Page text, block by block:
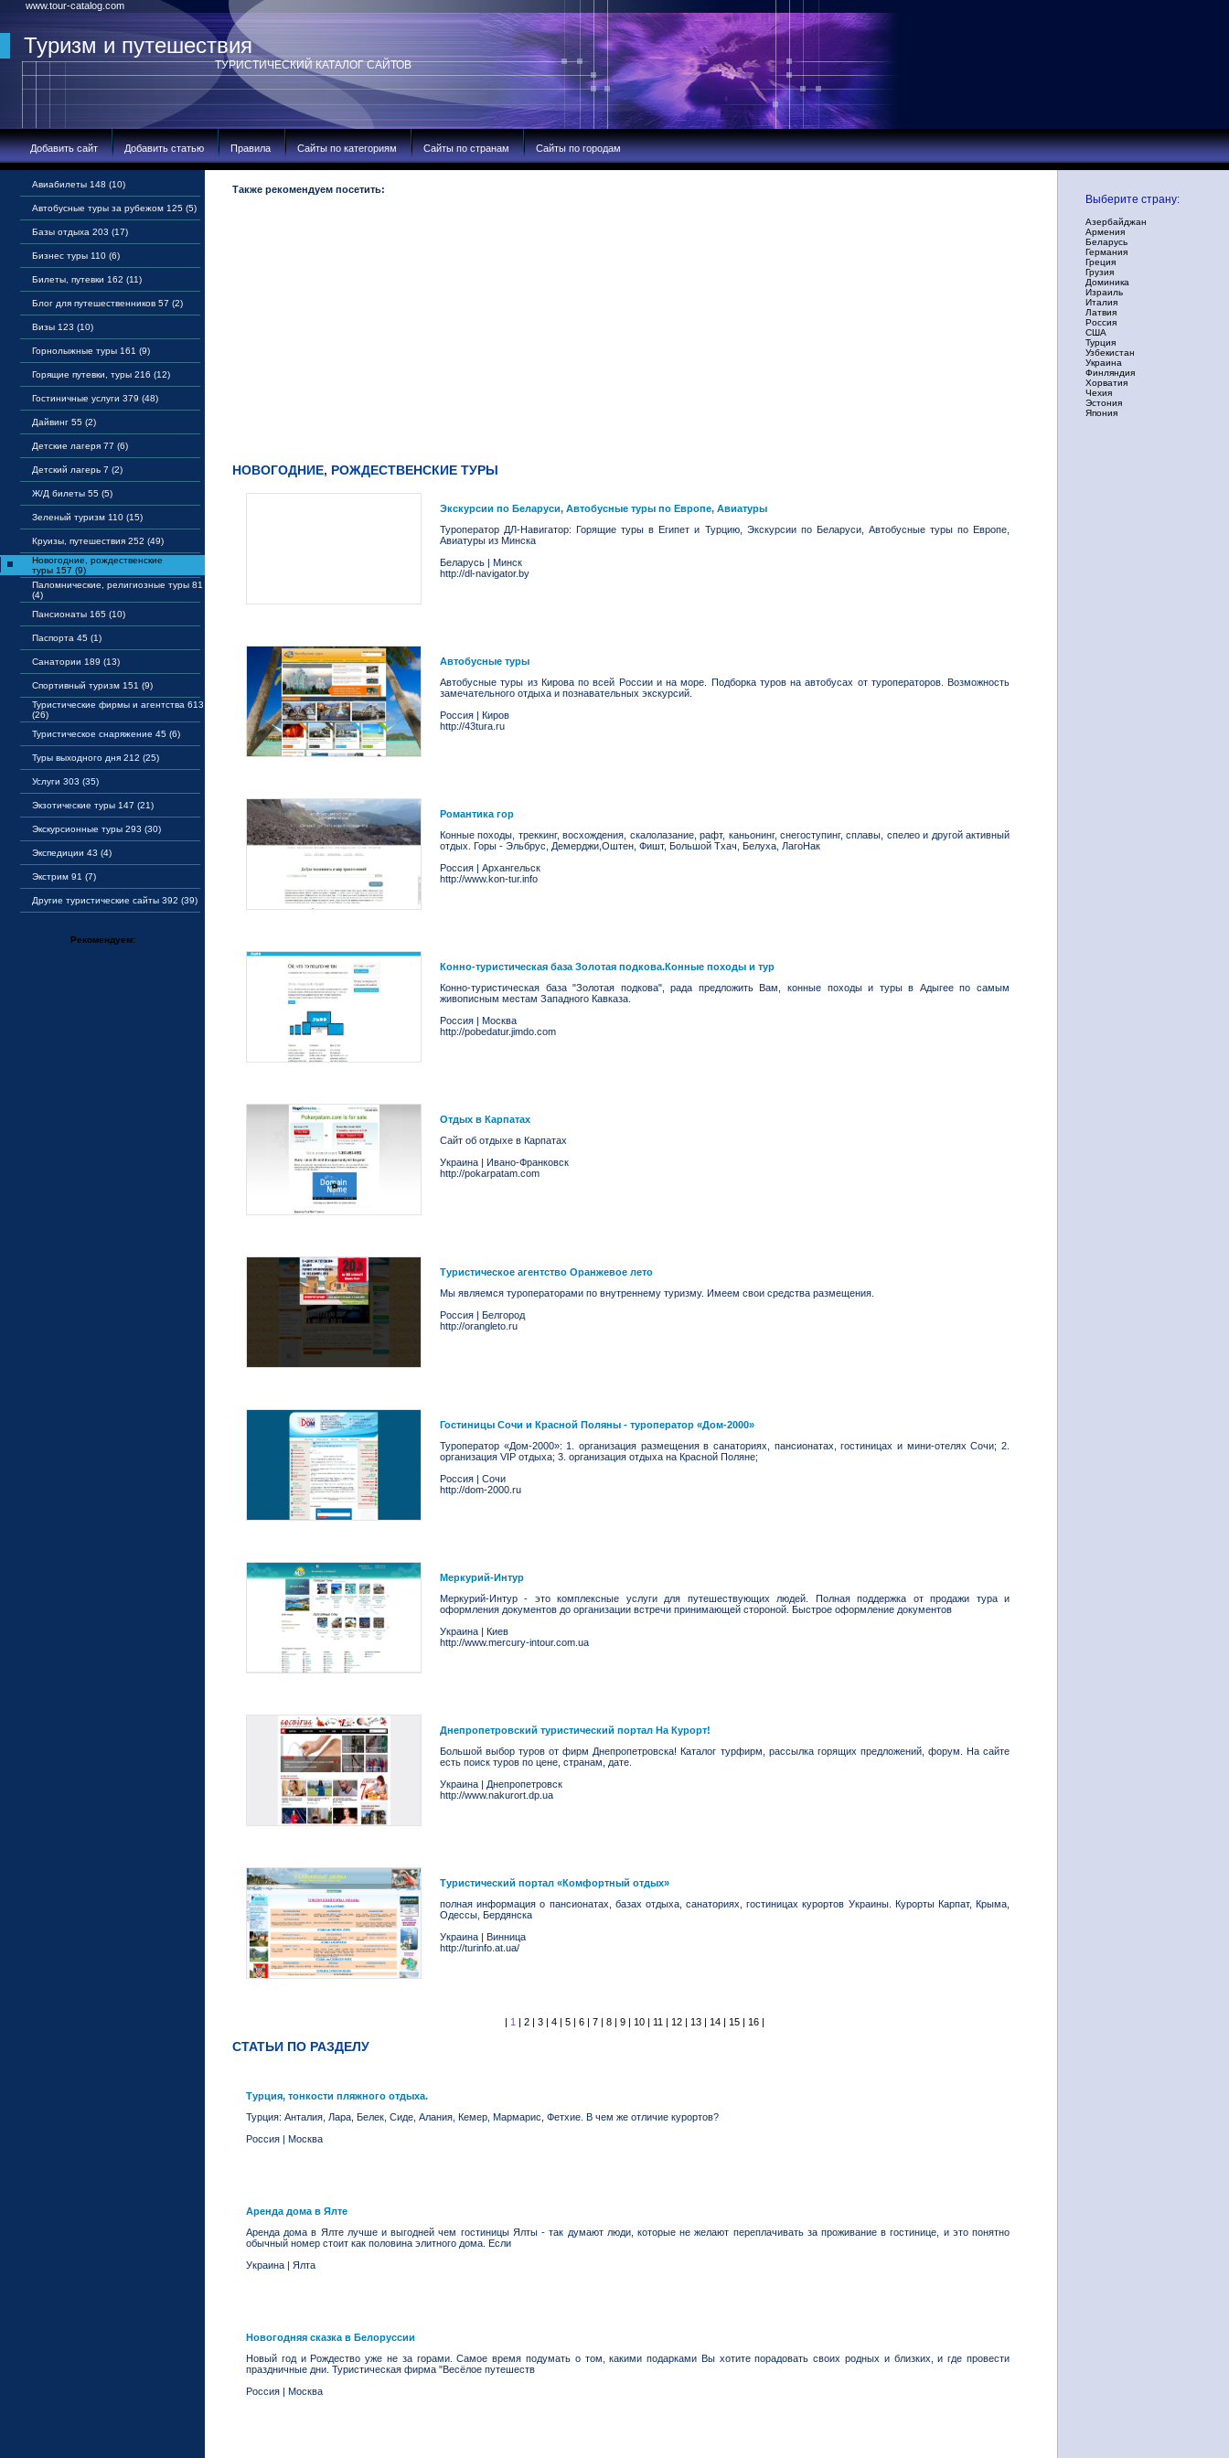
www.tour-catalog.com
Туризм и путешествия
ТУРИСТИЧЕСКИЙ КАТАЛОГ САЙТОВ
Добавить сайт Добавить статью Правила Сайты по категориям Сайты по странам Сайты по городам
Авиабилеты 148 (10)
Автобусные туры за рубежом 125 (5)
Базы отдыха 203 (17)
Бизнес туры 110 (6)
Билеты, путевки 162 (11)
Блог для путешественников 57 (2)
Визы 123 (10)
Горнолыжные туры 161 (9)
Горящие путевки, туры 216 (12)
Гостиничные услуги 379 (48)
Дайвинг 55 (2)
Детские лагеря 77 (6)
Детский лагерь 7 (2)
Ж/Д билеты 55 (5)
Зеленый туризм 110 (15)
Круизы, путешествия 252 (49)
Новогодние, рождественские
туры 157 (9)
Паломнические, религиозные туры 81
(4)
Пансионаты 165 (10)
Паспорта 45 (1)
Санатории 189 (13)
Спортивный туризм 151 (9)
Туристические фирмы и агентства 613
(26)
Туристическое снаряжение 45 (6)
Туры выходного дня 212 (25)
Услуги 303 (35)
Экзотические туры 147 (21)
Экскурсионные туры 293 (30)
Экспедиции 43 (4)
Экстрим 91 (7)
Другие туристические сайты 392 (39)
Рекомендуем:
Также рекомендуем посетить:
НОВОГОДНИЕ, РОЖДЕСТВЕНСКИЕ ТУРЫ
Экскурсии по Беларуси, Автобусные туры по Европе, Авиатуры
Туроператор ДЛ-Навигатор: Горящие туры в Египет и Турцию, Экскурсии по Беларуси, Автобусные туры по Европе,
Авиатуры из Минска
Беларусь | Минск
http://dl-navigator.by
Автобусные туры
Автобусные туры из Кирова по всей России и на море. Подборка туров на автобусах от туроператоров. Возможность
замечательного отдыха и познавательных экскурсий.
Россия | Киров
http://43tura.ru
Романтика гор
Конные походы, треккинг, восхождения, скалолазание, рафт, каньонинг, снегоступинг, сплавы, спелео и другой активный
отдых. Горы - Эльбрус, Демерджи,Оштен, Фишт, Большой Тхач, Белуха, ЛагоНак
Россия | Архангельск
http://www.kon-tur.info
Конно-туристическая база Золотая подкова.Конные походы и тур
Конно-туристическая база "Золотая подкова", рада предложить Вам, конные походы и туры в Адыгее по самым
живописным местам Западного Кавказа.
Россия | Москва
http://pobedatur.jimdo.com
Отдых в Карпатах
Сайт об отдыхе в Карпатах
Украина | Ивано-Франковск
http://pokarpatam.com
Туристическое агентство Оранжевое лето
Мы являемся туроператорами по внутреннему туризму. Имеем свои средства размещения.
Россия | Белгород
http://orangleto.ru
Гостиницы Сочи и Красной Поляны - туроператор «Дом-2000»
Туроператор «Дом-2000»: 1. организация размещения в санаториях, пансионатах, гостиницах и мини-отелях Сочи; 2.
организация VIP отдыха; 3. организация отдыха на Красной Поляне;
Россия | Сочи
http://dom-2000.ru
Меркурий-Интур
Меркурий-Интур - это комплексные услуги для путешествующих людей. Полная поддержка от продажи тура и
оформления документов до организации встречи принимающей стороной. Быстрое оформление документов
Украина | Киев
http://www.mercury-intour.com.ua
Днепропетровский туристический портал На Курорт!
Большой выбор туров от фирм Днепропетровска! Каталог турфирм, рассылка горящих предложений, форум. На сайте
есть поиск туров по цене, странам, дате.
Украина | Днепропетровск
http://www.nakurort.dp.ua
Туристический портал «Комфортный отдых»
полная информация о пансионатах, базах отдыха, санаториях, гостиницах курортов Украины. Курорты Карпат, Крыма,
Одессы, Бердянска
Украина | Винница
http://turinfo.at.ua/
| 1 | 2| 3| 4| 5| 6| 7| 8| 9| 10| 11 | 12| 13| 14| 15| 16|
СТАТЬИ ПО РАЗДЕЛУ
Турция, тонкости пляжного отдыха.
Турция: Анталия, Лара, Белек, Сиде, Алания, Кемер, Мармарис, Фетхие. В чем же отличие курортов?
Россия | Москва
Аренда дома в Ялте
Аренда дома в Ялте лучше и выгодней чем гостиницы Ялты - так думают люди, которые не желают переплачивать за проживание в гостинице, и это понятно
обычный номер стоит как половина элитного дома. Если
Украина | Ялта
Новогодняя сказка в Белоруссии
Новый год и Рождество уже не за горами. Самое время подумать о том, какими подарками Вы хотите порадовать своих родных и близких, и где провести
праздничные дни. Туристическая фирма "Весёлое путешеств
Россия | Москва
Выберите страну:
Азербайджан
Армения
Беларусь
Германия
Греция
Грузия
Доминика
Израиль
Италия
Латвия
Россия
США
Турция
Узбекистан
Украина
Финляндия
Хорватия
Чехия
Эстония
Япония